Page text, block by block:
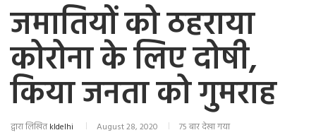
जमातियों को ठहराया
कोरोना के लिए दोषी,
किया जनता को गुमराह
द्वारा लिखितkldelhi August 28, 2020 75 बार देखा गया